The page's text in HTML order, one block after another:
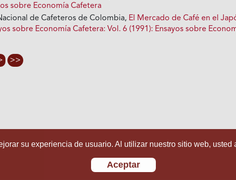
sobre Economía Cafetera
de Cafeteros de Colombia, El Mercado de Café en el
sobre Economía Cafetera: Vol. 6 (1991): Ensayos sobre
>>
su experiencia de usuario. Al utilizar nuestro sitio web,
Aceptar